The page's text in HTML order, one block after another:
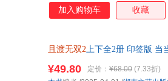
加入购物车 收藏
且渡无双2上下全2册 印签版 当
¥49.80 定价： ¥68.00 (7.33折)